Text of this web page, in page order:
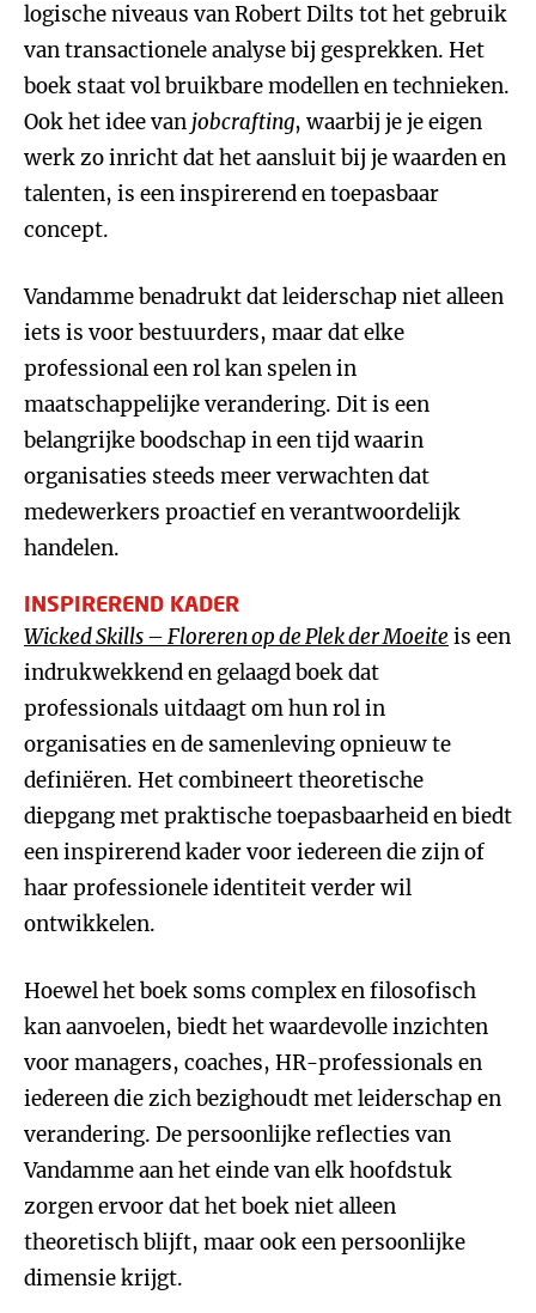
logische niveaus van Robert Dilts tot het gebruik
van transactionele analyse bij gesprekken. Het
boek staat vol bruikbare modellen en technieken.
Ook het idee van jobcrafting, waarbij je je eigen
werk zo inricht dat het aansluit bij je waarden en
talenten, is een inspirerend en toepasbaar
concept.
Vandamme benadrukt dat leiderschap niet alleen
iets is voor bestuurders, maar dat elke
professional een rol kan spelen in
maatschappelijke verandering. Dit is een
belangrijke boodschap in een tijd waarin
organisaties steeds meer verwachten dat
medewerkers proactief en verantwoordelijk
handelen.
INSPIREREND KADER
Wicked Skills – Floreren op de Plek der Moeite is een
indrukwekkend en gelaagd boek dat
professionals uitdaagt om hun rol in
organisaties en de samenleving opnieuw te
definiëren. Het combineert theoretische
diepgang met praktische toepasbaarheid en biedt
een inspirerend kader voor iedereen die zijn of
haar professionele identiteit verder wil
ontwikkelen.
Hoewel het boek soms complex en filosofisch
kan aanvoelen, biedt het waardevolle inzichten
voor managers, coaches, HR-professionals en
iedereen die zich bezighoudt met leiderschap en
verandering. De persoonlijke reflecties van
Vandamme aan het einde van elk hoofdstuk
zorgen ervoor dat het boek niet alleen
theoretisch blijft, maar ook een persoonlijke
dimensie krijgt.